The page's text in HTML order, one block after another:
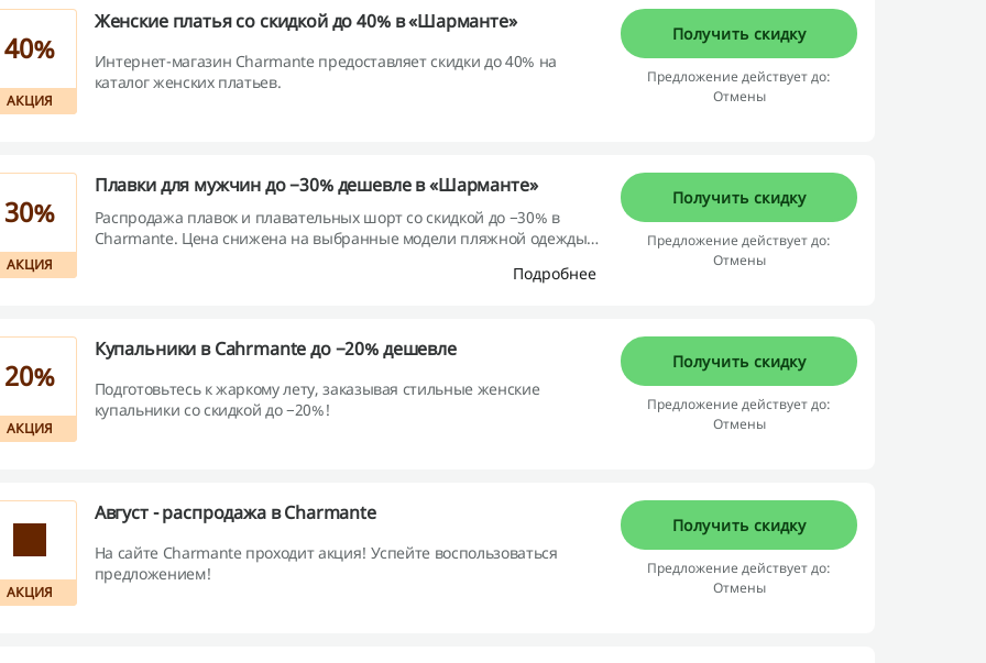
40%
АКЦИЯ
Женские платья со скидкой до 40% в «Шарманте»
Интернет-магазин Charmante предоставляет скидки до 40% на
каталог женских платьев.
Получить скидку
Предложение действует до:
Отмены
30%
АКЦИЯ
Плавки для мужчин до −30% дешевле в «Шарманте»
Распродажа плавок и плавательных шорт со скидкой до −30% в
Charmante. Цена снижена на выбранные модели пляжной одежды
Подробнее
Получить скидку
Предложение действует до:
Отмены
20%
АКЦИЯ
Купальники в Cahrmante до −20% дешевле
Подготовьтесь к жаркому лету, заказывая стильные женские
купальники со скидкой до −20%!
Получить скидку
Предложение действует до:
Отмены
АКЦИЯ
Август - распродажа в Charmante
На сайте Charmante проходит акция! Успейте воспользоваться
предложением!
Получить скидку
Предложение действует до:
Отмены